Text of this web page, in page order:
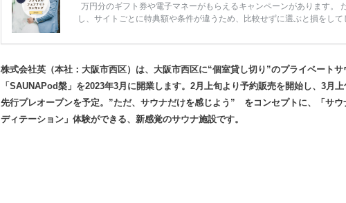
万円分のギフト券や電子マネーがもらえるキャンペーンがあります。
し、サイトごとに特典額や条件が違うため、比較せずに選ぶと損をして
ンペーン特典ランキングを公開！ 比較サイト：プラコレ、ゼクシィ、
得？」「プラコレの特典は？」といった疑問も解決します。 まずは診
補を絞れる「ウェディング診断」か、体験型 […]続きを読む
株式会社英（本社：大阪市西区）は、大阪市西区に“個室貸し切り”のプライベートサ
「SAUNAPod槃」を2023年3月に開業します。2月上旬より予約販売を開始し、3月上
先行プレオープンを予定。”ただ、サウナだけを感じよう” をコンセプトに、「サウ
ディテーション」体験ができる、新感覚のサウナ施設です。